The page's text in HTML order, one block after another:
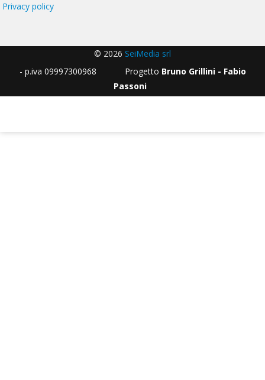
Privacy policy
© 2026 SeiMedia srl
- p.iva 09997300968 Progetto Bruno Grillini - Fabio
Passoni